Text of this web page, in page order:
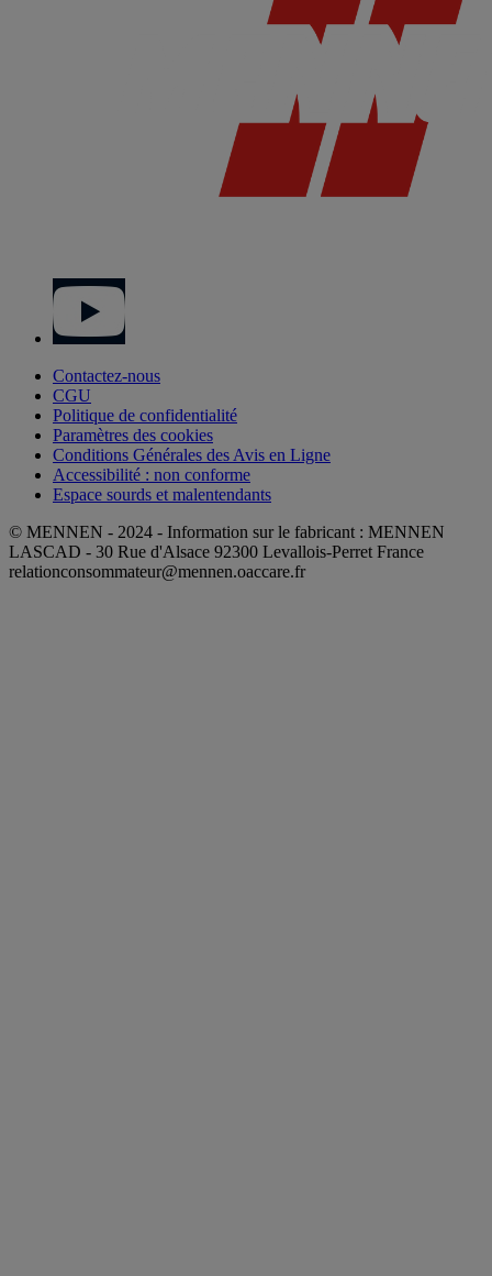
Contactez-nous
CGU
Politique de confidentialité
Paramètres des cookies
Conditions Générales des Avis en Ligne
Accessibilité : non conforme
Espace sourds et malentendants
© MENNEN - 2024 - Information sur le fabricant : MENNEN
LASCAD - 30 Rue d'Alsace 92300 Levallois-Perret France
relationconsommateur@mennen.oaccare.fr